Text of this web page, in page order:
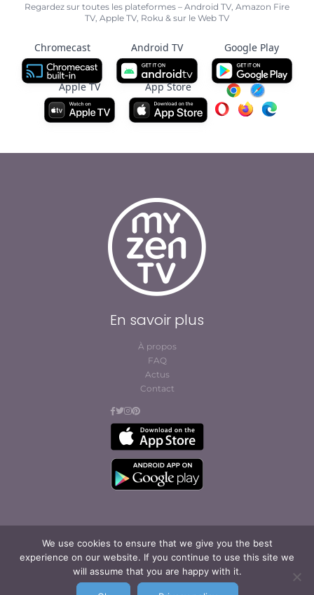
Regardez sur toutes les plateformes – Android TV, Amazon Fire
TV, Apple TV, Roku & sur le Web TV
Chromecast Android TV Google Play
Apple TV App Store
We use cookies to ensure that we give you the best
experience on our website. If you continue to use this site we
will assume that you are happy with it.
En savoir plus
À propos
FAQ
Actus
Contact
© Cofites 2023. All rights reserved.
Conditions générales
d’abonnement et
d’utilisation